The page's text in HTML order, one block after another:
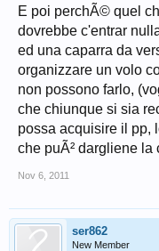
E poi perchÃ© quel
dovrebbe c'entrar
ed una caparra da
organizzare un volo
non possono farlo,
che chiunque si sia
possa acquisire il pp,
che puÃ² dargliene la
Nov 6, 2011
ser862
New Member